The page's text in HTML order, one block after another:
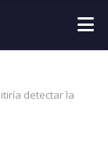
detectar la